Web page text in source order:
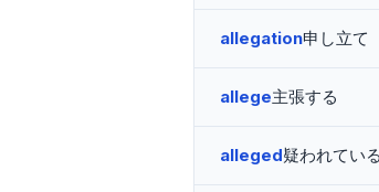
allegation申し立て
allege主張する
alleged疑われている